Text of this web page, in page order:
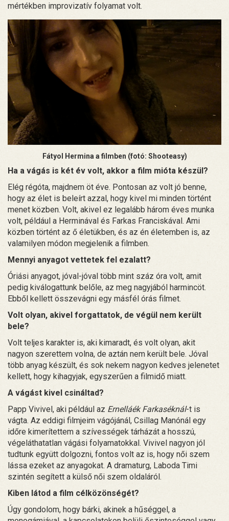
mértékben improvizatív folyamat volt.
Fátyol Hermina a filmben (fotó: Shooteasy)
Ha a vágás is két év volt, akkor a film mióta készül?
Elég régóta, majdnem öt éve. Pontosan az volt jó benne,
hogy az élet is beleírt azzal, hogy kivel mi minden történt
menet közben. Volt, akivel ez legalább három éves munka
volt, például a Herminával és Farkas Franciskával. Ami
közben történt az ő életükben, és az én életemben is, az
valamilyen módon megjelenik a filmben.
Mennyi anyagot vettetek fel ezalatt?
Óriási anyagot, jóval-jóval több mint száz óra volt, amit
pedig kiválogattunk belőle, az meg nagyjából harmincöt.
Ebből kellett összevágni egy másfél órás filmet.
Volt olyan, akivel forgattatok, de végül nem került
bele?
Volt teljes karakter is, aki kimaradt, és volt olyan, akit
nagyon szerettem volna, de aztán nem került bele. Jóval
több anyag készült, és sok nekem nagyon kedves jelenetet
kellett, hogy kihagyjak, egyszerűen a filmidő miatt.
A vágást kivel csináltad?
Papp Vivivel, aki például az Ernelláék Farkaséknál-t is
vágta. Az eddigi filmjeim vágójánál, Csillag Manónál egy
időre kimerítettem a szívességek tárházát a hosszú,
végeláthatatlan vágási folyamatokkal. Vivivel nagyon jól
tudtunk együtt dolgozni, fontos volt az is, hogy női szem
lássa ezeket az anyagokat. A dramaturg, Laboda Timi
szintén segített a külső női szem oldaláról.
Kiben látod a film célközönségét?
Úgy gondolom, hogy bárki, akinek a hűséggel, a